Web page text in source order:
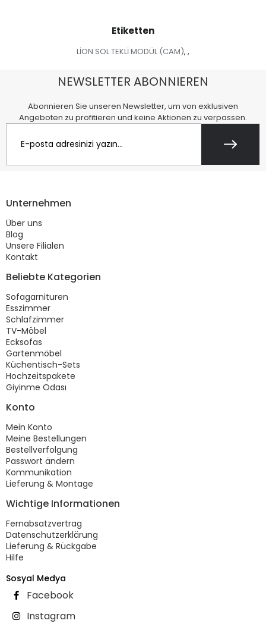
Etiketten
LİON SOL TEKLİ MODÜL (CAM), ,
NEWSLETTER ABONNIEREN
Abonnieren Sie unseren Newsletter, um von exklusiven
Angeboten zu profitieren und keine Aktionen zu verpassen.
Unternehmen
Über uns
Blog
Unsere Filialen
Kontakt
Beliebte Kategorien
Sofagarnituren
Esszimmer
Schlafzimmer
TV-Möbel
Ecksofas
Gartenmöbel
Küchentisch-Sets
Hochzeitspakete
Giyinme Odası
Konto
Mein Konto
Meine Bestellungen
Bestellverfolgung
Passwort ändern
Kommunikation
Lieferung & Montage
Wichtige Informationen
Fernabsatzvertrag
Datenschutzerklärung
Lieferung & Rückgabe
Hilfe
Sosyal Medya
Facebook
Instagram